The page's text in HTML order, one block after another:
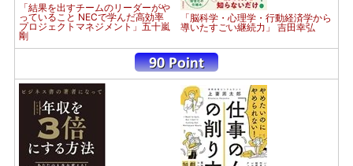
「結果を出すチームのリーダーがや
っていること NECで学んだ高効率
プロジェクトマネジメント」五十嵐
剛
「脳科学・心理学・行動経済学から
導いたすごい継続力」 吉田幸弘